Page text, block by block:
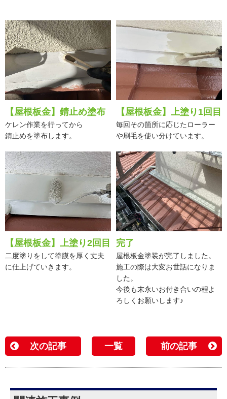
【屋根板金】錆止め塗布
ケレン作業を行ってから
錆止めを塗布します。
【屋根板金】上塗り1回目
毎回その箇所に応じたローラー
や刷毛を使い分けています。
【屋根板金】上塗り2回目
二度塗りをして塗膜を厚く丈夫
に仕上げていきます。
完了
屋根板金塗装が完了しました。
施工の際は大変お世話になりま
した。
今後も末永いお付き合いの程よ
ろしくお願いします♪
次の記事 一覧 前の記事